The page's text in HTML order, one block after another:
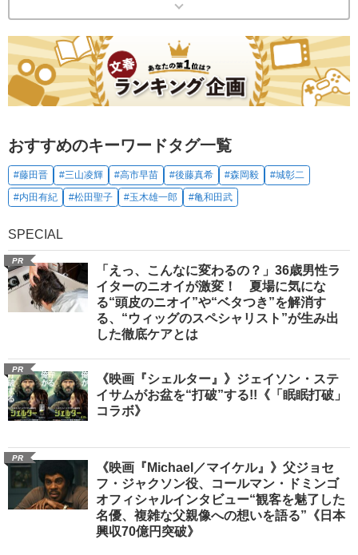
おすすめのキーワードタグ一覧
#藤田晋 #三山凌輝 #高市早苗 #後藤真希 #森岡毅
#城彰二
#内田有紀
#松田聖子 #玉木雄一郎 #亀和田武
SPECIAL
PR
「えっ、こんなに変わるの？」36歳男性ラ
イターのニオイが激変！ 夏場に気にな
る“頭皮のニオイ”や“ベタつき”を解消す
る、“ウィッグのスペシャリスト”が生み出
した徹底ケアとは
PR
《映画『シェルター』》ジェイソン・ステ
イサムがお盆を“打破”する!!《「眠眠打破」
コラボ》
PR
《映画『Michael／マイケル』》父ジョセ
フ・ジャクソン役、コールマン・ドミンゴ
オフィシャルインタビュー“観客を魅了した
名優、複雑な父親像への想いを語る”《日本
興収70億円突破》